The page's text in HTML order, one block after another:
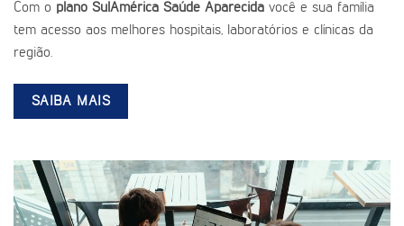
Com o plano SulAmérica Saúde Aparecida você e sua família
tem acesso aos melhores hospitais, laboratórios e clínicas da
região.
SAIBA MAIS